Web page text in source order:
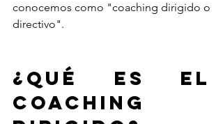
conocemos como "coaching dirigido o
directivo".
¿Qué es el
coaching